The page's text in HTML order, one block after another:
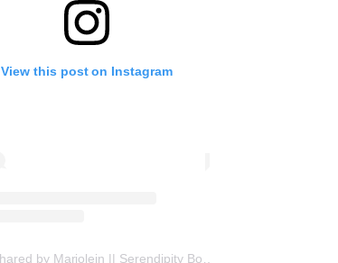
View this post on Instagram